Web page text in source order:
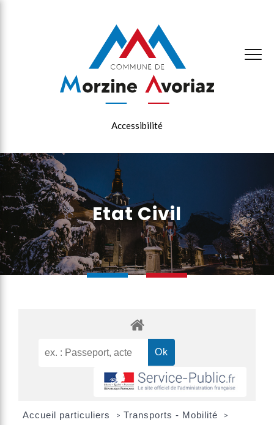
Accessibilité
Etat Civil
Accueil particuliers > Transports - Mobilité >